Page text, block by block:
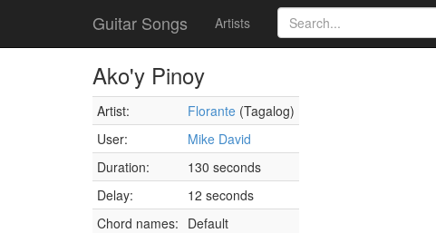
Guitar Songs Artists
Ako'y Pinoy
Artist: Florante (Tagalog)
User:
Mike David
Duration:
130 seconds
Delay:
12 seconds
Chord names: Default